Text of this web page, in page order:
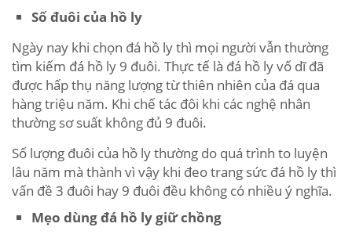
Số đuôi của hồ ly
Ngày nay khi chọn đá hồ ly thì mọi người vẫn thường
tìm kiếm đá hồ ly 9 đuôi. Thực tế là đá hồ ly vố dĩ đã
được hấp thụ năng lượng từ thiên nhiên của đá qua
hàng triệu năm. Khi chế tác đôi khi các nghệ nhân
thường sơ suất không đủ 9 đuôi.
Số lượng đuôi của hồ ly thường do quá trình to luyện
lâu năm mà thành vì vậy khi đeo trang sức đá hồ ly thì
vấn đề 3 đuôi hay 9 đuôi đều không có nhiều ý nghĩa.
Mẹo dùng đá hồ ly giữ chồng